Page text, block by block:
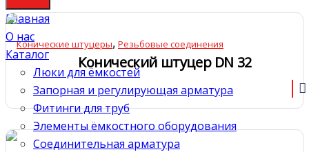
Главная
О нас
Каталог
Люки для ёмкостей
Запорная и регулирующая арматура
Фитинги для труб
Элементы ёмкостного оборудования
Соединительная арматура
Конические штуцеры, Резьбовые соединения
Конический штуцер DN 32